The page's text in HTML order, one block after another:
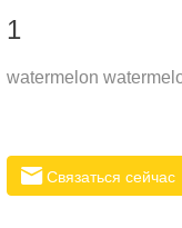
1
watermelon
Связаться сейчас